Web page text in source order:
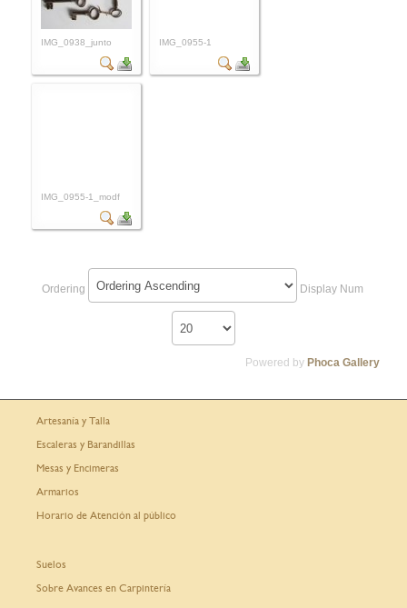
IMG_0938_junto IMG_0955-1
IMG_0955-1_modf
Ordering Display Num
Powered by Phoca Gallery
Artesanía y Talla
Escaleras y Barandillas
Mesas y Encimeras
Armarios
Horario de Atención al público
Suelos
Sobre Avances en Carpintería